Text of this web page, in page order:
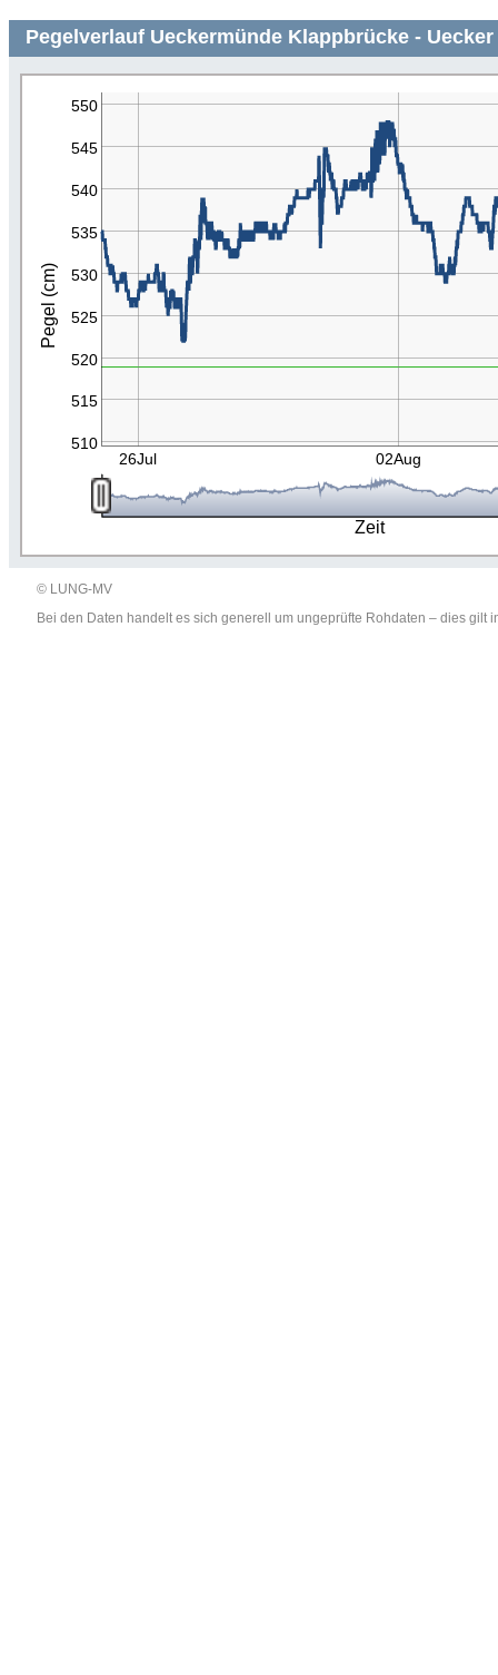
Pegelverlauf Ueckermünde Klappbrücke - Uecker
Zeit
Pegel (cm)
510
515
520
525
530
535
540
545
550
26Jul 02Aug
© LUNG-MV
Bei den Daten handelt es sich generell um ungeprüfte Rohdaten – dies